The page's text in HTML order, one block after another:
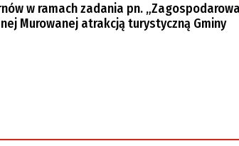
w ramach zadania pn.
Murowanej atrakcją turystyczną Gminy